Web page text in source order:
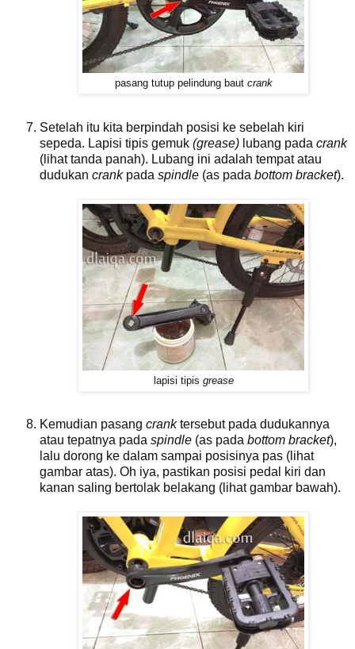
pasang tutup pelindung baut crank
Setelah itu kita berpindah posisi ke sebelah kiri
sepeda. Lapisi tipis gemuk (grease) lubang pada crank
(lihat tanda panah). Lubang ini adalah tempat atau
dudukan crankpada spindle (as pada bottom bracket).
lapisi tipis grease
Kemudian pasang cranktersebut pada dudukannya
atau tepatnya pada spindle (as pada bottom bracket),
lalu dorong ke dalam sampai posisinya pas (lihat
gambar atas). Oh iya, pastikan posisi pedal kiri dan
kanan saling bertolak belakang (lihat gambar bawah).